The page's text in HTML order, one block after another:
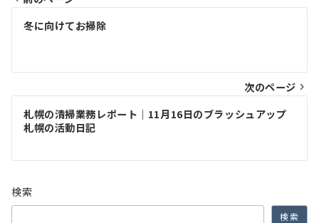
冬に向けてお掃除
次のページ
札幌の清掃業務レポート｜11月16日のブラッシュアップ
札幌の活動日記
検索
検索